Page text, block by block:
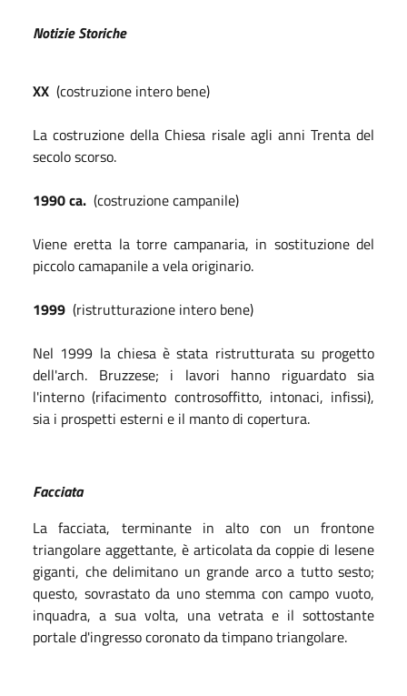
Notizie Storiche
XX (costruzione intero bene)
La costruzione della Chiesa risale agli anni Trenta del
secolo scorso.
1990 ca. (costruzione campanile)
Viene eretta la torre campanaria, in sostituzione del
piccolo camapanile a vela originario.
1999 (ristrutturazione intero bene)
Nel 1999 la chiesa è stata ristrutturata su progetto
dell'arch. Bruzzese; i lavori hanno riguardato sia
l'interno (rifacimento controsoffitto, intonaci, infissi),
sia i prospetti esterni e il manto di copertura.
Facciata
La facciata, terminante in alto con un frontone
triangolare aggettante, è articolata da coppie di lesene
giganti, che delimitano un grande arco a tutto sesto;
questo, sovrastato da uno stemma con campo vuoto,
inquadra, a sua volta, una vetrata e il sottostante
portale d'ingresso coronato da timpano triangolare.